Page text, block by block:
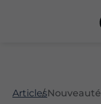
ArticlesNouveauté